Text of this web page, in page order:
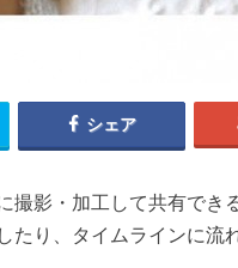
シェア
撮影・加工して共有でき
たり、タイムラインに流